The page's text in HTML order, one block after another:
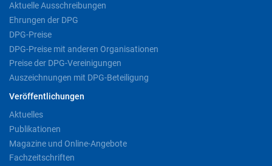
Aktuelle Ausschreibungen
Ehrungen der DPG
DPG-Preise
DPG-Preise mit anderen Organisationen
Preise der DPG-Vereinigungen
Auszeichnungen mit DPG-Beteiligung
Veröffentlichungen
Aktuelles
Publikationen
Magazine und Online-Angebote
Fachzeitschriften